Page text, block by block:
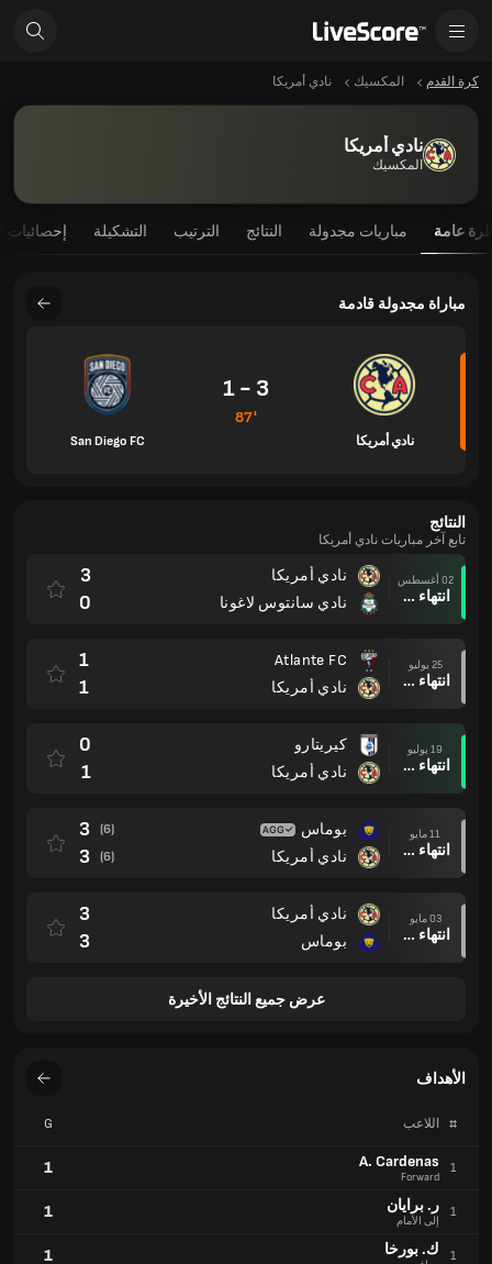
كرة القدم المكسيك نادي أمريكا
نادي أمريكا
المكسيك
عامة مباريات مجدولة النتائج الترتيب التشكيلة إحصائيات
مباراة مجدولة قادمة
نادي أمريكا
3 - 1
87'
San Diego FC
النتائج
تابع آخر مباريات نادي أمريكا
02 أغسطس
انتهاء وقت المباراة
نادي أمريكا
نادي سانتوس لاغونا
3
0
25 يوليو
انتهاء وقت المباراة
Atlante FC
نادي أمريكا
1
1
19 يوليو
انتهاء وقت المباراة
كيريتارو
نادي أمريكا
0
1
11 مايو
انتهاء وقت المباراة
بوماس
نادي أمريكا
(6)
3
(6)
3
03 مايو
انتهاء وقت المباراة
نادي أمريكا
بوماس
3
3
عرض جميع النتائج الأخيرة
الأهداف
# اللاعب G
1
A. Cardenas
Forward
1
1 ر. برايان
إلى الأمام 1
1 ك. بورخا 1